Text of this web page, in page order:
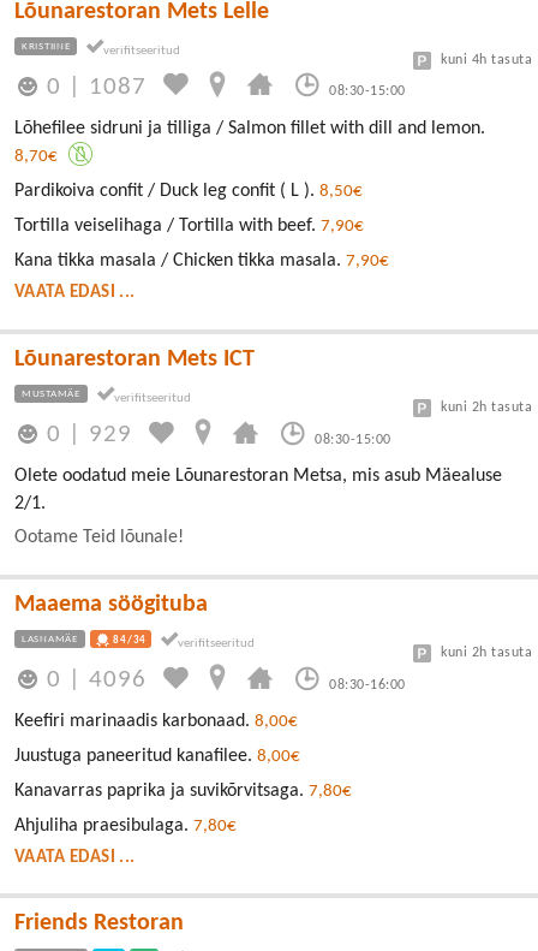
Lõunarestoran Mets Lelle
KRISTIINE
0 1087 08:30-15:00
kuni 4h tasuta
Lõhefilee sidruni ja tilliga / Salmon fillet with dill and lemon.
8,70€
Pardikoiva confit / Duck leg confit ( L ). 8,50€
Tortilla veiselihaga / Tortilla with beef. 7,90€
Kana tikka masala / Chicken tikka masala. 7,90€
VAATA EDASI ...
Lõunarestoran Mets ICT
MUSTAMÄE
0 929 08:30-15:00
kuni 2h tasuta
Olete oodatud meie Lõunarestoran Metsa, mis asub Mäealuse
2/1.
Ootame Teid lõunale!
Maaema söögituba
LASNAMÄE 84/34
0 |4096 08:30-16:00
kuni 2h tasuta
Keefiri marinaadis karbonaad. 8,00€
Juustuga paneeritud kanafilee. 8,00€
Kanavarras paprika ja suvikõrvitsaga. 7,80€
Ahjuliha praesibulaga. 7,80€
VAATA EDASI ...
Friends Restoran